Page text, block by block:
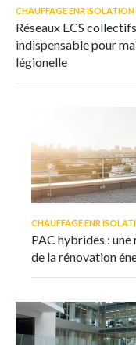
CHAUFFAGE ENR ISOLATION
Réseaux ECS
indispensable pour
légionelle
CHAUFFAGE ENR
PAC hybrides :
de la rénovation